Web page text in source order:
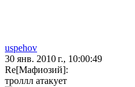
uspehov
30 янв. 2010 г., 10:00:49
Re[Мафиозий]:
троллл атакует